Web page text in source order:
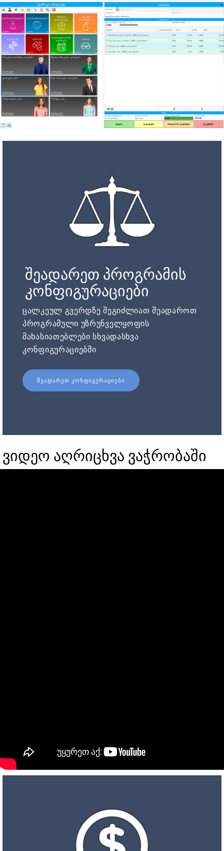
შეადარეთ პროგრამის
კონფიგურაციები
ცალკეულ გვერდზე შეგიძლიათ შეადაროთ
პროგრამული უზრუნველყოფის
მახასიათებლები სხვადასხვა
კონფიგურაციებში.
ᲨᲔᲐᲓᲐᲠᲔᲗ ᲙᲝᲜᲤᲘᲒᲣᲠᲐᲪᲘᲔᲑᲘ
ვიდეო აღრიცხვა ვაჭრობაში